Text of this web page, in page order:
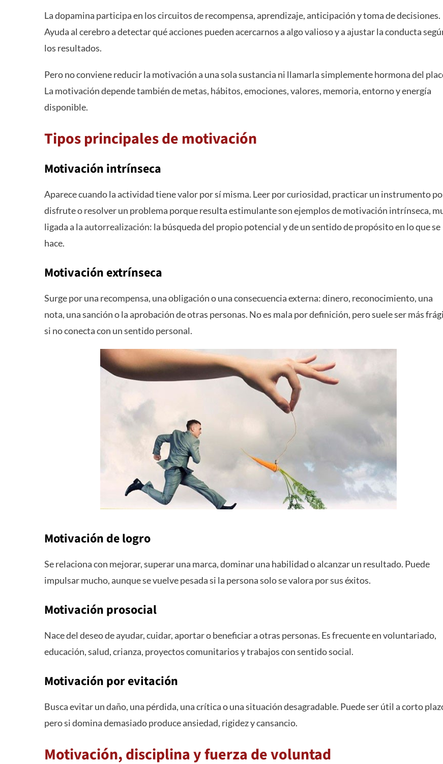
La dopamina participa en los circuitos de recompensa, aprendizaje, anticipación y toma de decisiones.
Ayuda al cerebro a detectar qué acciones pueden acercarnos a algo valioso y a ajustar la conducta
los resultados.
Pero no conviene reducir la motivación a una sola sustancia ni llamarla simplemente hormona del
La motivación depende también de metas, hábitos, emociones, valores, memoria, entorno y energía
disponible.
Tipos principales de motivación
Motivación intrínseca
Aparece cuando la actividad tiene valor por sí misma. Leer por curiosidad, practicar un instrumento
disfrute o resolver un problema porque resulta estimulante son ejemplos de motivación intrínseca,
ligada a la autorrealización: la búsqueda del propio potencial y de un sentido de propósito en lo que se
hace.
Motivación extrínseca
Surge por una recompensa, una obligación o una consecuencia externa: dinero, reconocimiento, una
nota, una sanción o la aprobación de otras personas. No es mala por definición, pero suele ser más
si no conecta con un sentido personal.
Motivación de logro
Se relaciona con mejorar, superar una marca, dominar una habilidad o alcanzar un resultado. Puede
impulsar mucho, aunque se vuelve pesada si la persona solo se valora por sus éxitos.
Motivación prosocial
Nace del deseo de ayudar, cuidar, aportar o beneficiar a otras personas. Es frecuente en voluntariado,
educación, salud, crianza, proyectos comunitarios y trabajos con sentido social.
Motivación por evitación
Busca evitar un daño, una pérdida, una crítica o una situación desagradable. Puede ser útil a corto
pero si domina demasiado produce ansiedad, rigidez y cansancio.
Motivación, disciplina y fuerza de voluntad